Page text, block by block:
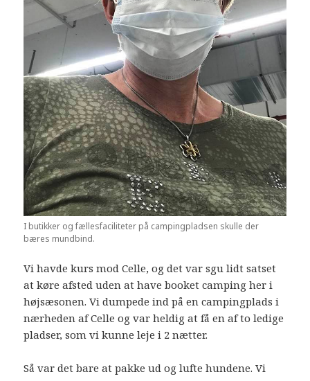
I butikker og fællesfaciliteter på campingpladsen skulle der
bæres mundbind.
Vi havde kurs mod Celle, og det var sgu lidt satset
at køre afsted uden at have booket camping her i
højsæsonen. Vi dumpede ind på en campingplads i
nærheden af Celle og var heldig at få en af to ledige
pladser, som vi kunne leje i 2 nætter.
Så var det bare at pakke ud og lufte hundene. Vi